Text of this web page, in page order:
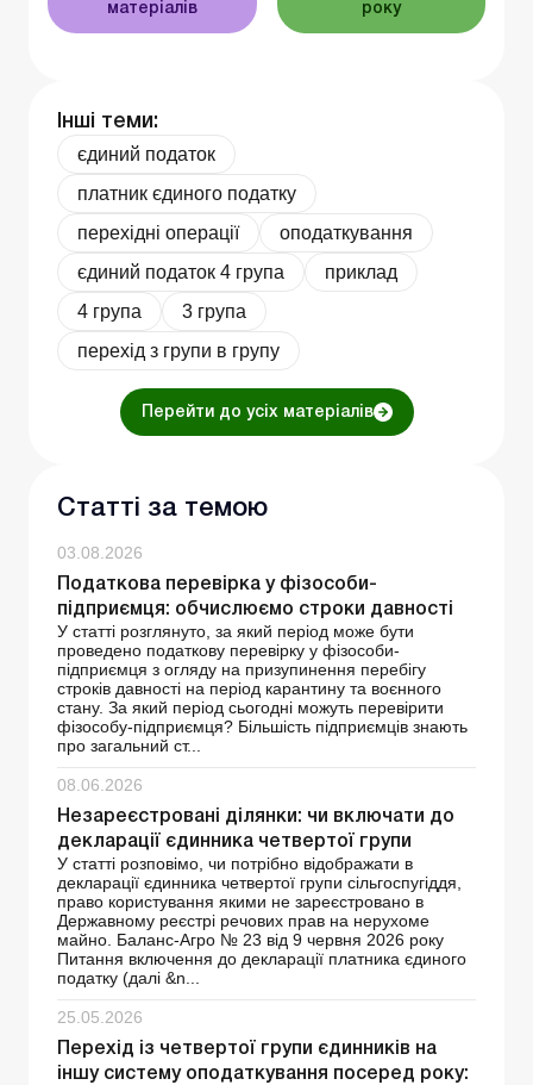
матеріалів
року
Інші теми:
єдиний податок
платник єдиного податку
перехідні операції
оподаткування
єдиний податок 4 група
приклад
4 група
3 група
перехід з групи в групу
Перейти до усіх матеріалів
Статті за темою
03.08.2026
Податкова перевірка у фізособи-
підприємця: обчислюємо строки давності
У статті розглянуто, за який період може бути
проведено податкову перевірку у фізособи-
підприємця з огляду на призупинення перебігу
строків давності на період карантину та воєнного
стану. За який період сьогодні можуть перевірити
фізособу-підприємця? Більшість підприємців знають
про загальний ст...
08.06.2026
Незареєстровані ділянки: чи включати до
декларації єдинника четвертої групи
У статті розповімо, чи потрібно відображати в
декларації єдинника четвертої групи сільгоспугіддя,
право користування якими не зареєстровано в
Державному реєстрі речових прав на нерухоме
майно. Баланс-Агро № 23 від 9 червня 2026 року
Питання включення до декларації платника єдиного
податку (далі &n...
25.05.2026
Перехід із четвертої групи єдинників на
іншу систему оподаткування посеред року: